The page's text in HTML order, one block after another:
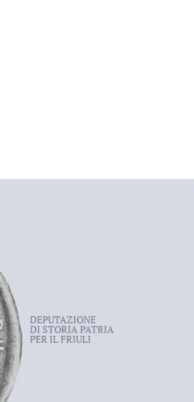
DEPUTAZIONE
DI STORIA PATRIA
PER IL FRIULI